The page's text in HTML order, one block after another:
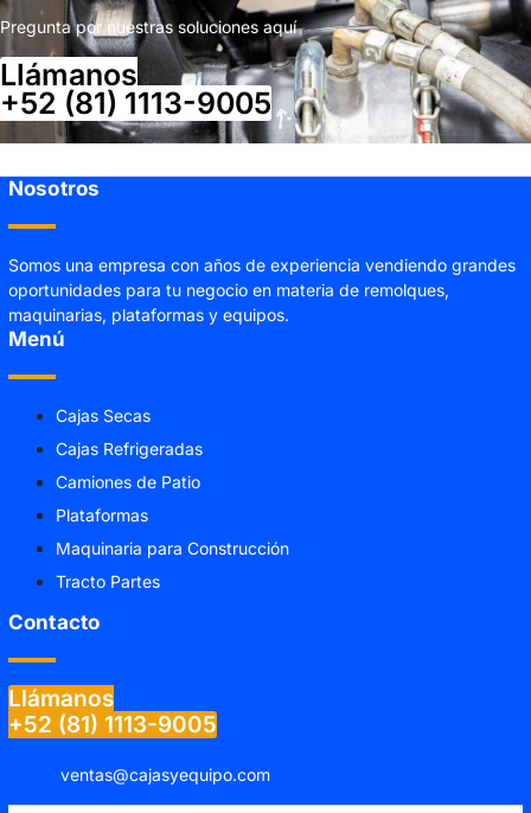
Pregunta por nuestras soluciones aquí
Llámanos
+52 (81) 1113-9005
Nosotros
Somos una empresa con años de experiencia vendiendo grandes
oportunidades para tu negocio en materia de remolques,
maquinarias, plataformas y equipos.
Menú
Cajas Secas
Cajas Refrigeradas
Camiones de Patio
Plataformas
Maquinaria para Construcción
Tracto Partes
Contacto
Llámanos
+52 (81) 1113-9005
ventas@cajasyequipo.com